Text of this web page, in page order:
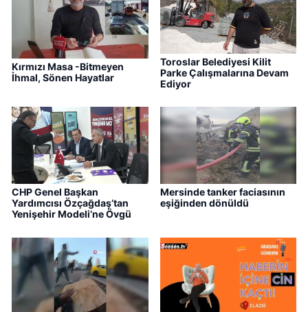
Kırmızı Masa -Bitmeyen
İhmal, Sönen Hayatlar
Toroslar Belediyesi Kilit
Parke Çalışmalarına Devam
Ediyor
CHP Genel Başkan
Yardımcısı Özçağdaş’tan
Yenişehir Modeli’ne Övgü
Mersinde tanker faciasının
eşiğinden dönüldü